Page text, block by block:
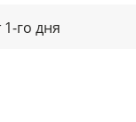
1-го дня